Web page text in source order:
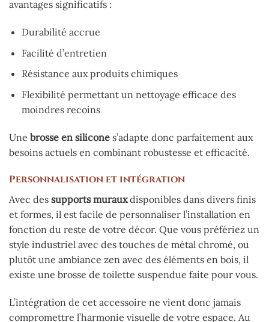
avantages significatifs :
Durabilité accrue
Facilité d’entretien
Résistance aux produits chimiques
Flexibilité permettant un nettoyage efficace des
moindres recoins
Une brosse en silicone s’adapte donc parfaitement aux
besoins actuels en combinant robustesse et efficacité.
Personnalisation et intégration
Avec des supports murauxdisponibles dans divers finis
et formes, il est facile de personnaliser l’installation en
fonction du reste de votre décor. Que vous préfériez un
style industriel avec des touches de métal chromé, ou
plutôt une ambiance zen avec des éléments en bois, il
existe une brosse de toilette suspendue faite pour vous.
L’intégration de cet accessoire ne vient donc jamais
compromettre l’harmonie visuelle de votre espace. Au